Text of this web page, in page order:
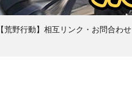
【荒野行動】相互リンク・お問合わせ